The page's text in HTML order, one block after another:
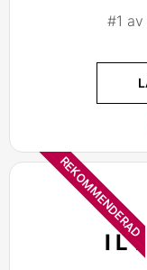
#1
REKOMMENDERAD